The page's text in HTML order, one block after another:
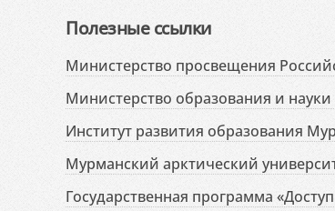
Полезные ссылки
Министерство просвещения
Министерство образования и
Институт развития образования
Мурманский арктический
Государственная программа